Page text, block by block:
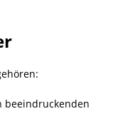
beeindruckenden